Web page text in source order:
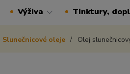
Výživa Tinktury,
Slunečnicové oleje Olej